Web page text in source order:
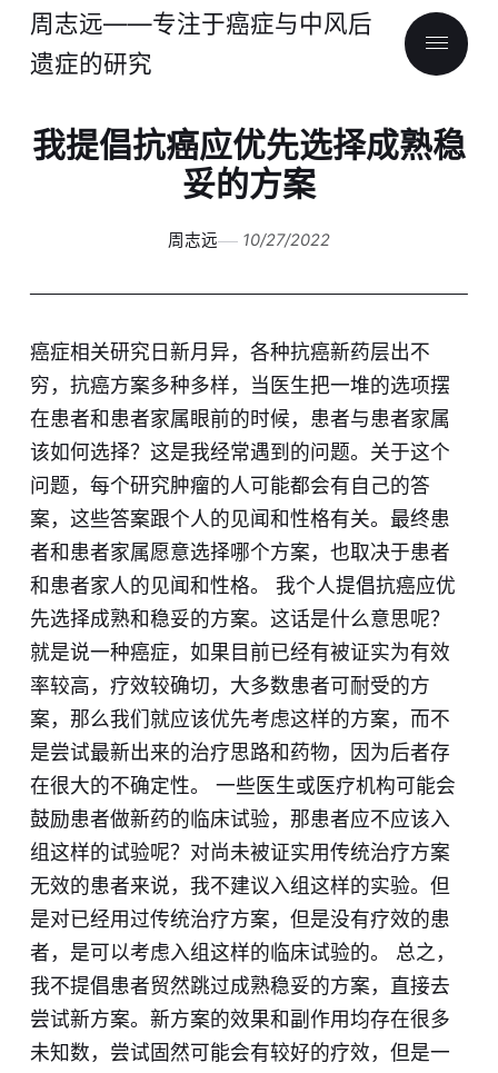
周志远——专注于癌症与中风后
遗症的研究
我提倡抗癌应优先选择成熟稳
妥的方案
周志远 10/27/2022
癌症相关研究日新月异，各种抗癌新药层出不
穷，抗癌方案多种多样，当医生把一堆的选项摆
在患者和患者家属眼前的时候，患者与患者家属
该如何选择？这是我经常遇到的问题。关于这个
问题，每个研究肿瘤的人可能都会有自己的答
案，这些答案跟个人的见闻和性格有关。最终患
者和患者家属愿意选择哪个方案，也取决于患者
和患者家人的见闻和性格。 我个人提倡抗癌应优
先选择成熟和稳妥的方案。这话是什么意思呢？
就是说一种癌症，如果目前已经有被证实为有效
率较高，疗效较确切，大多数患者可耐受的方
案，那么我们就应该优先考虑这样的方案，而不
是尝试最新出来的治疗思路和药物，因为后者存
在很大的不确定性。 一些医生或医疗机构可能会
鼓励患者做新药的临床试验，那患者应不应该入
组这样的试验呢？对尚未被证实用传统治疗方案
无效的患者来说，我不建议入组这样的实验。但
是对已经用过传统治疗方案，但是没有疗效的患
者，是可以考虑入组这样的临床试验的。 总之，
我不提倡患者贸然跳过成熟稳妥的方案，直接去
尝试新方案。新方案的效果和副作用均存在很多
未知数，尝试固然可能会有较好的疗效，但是一